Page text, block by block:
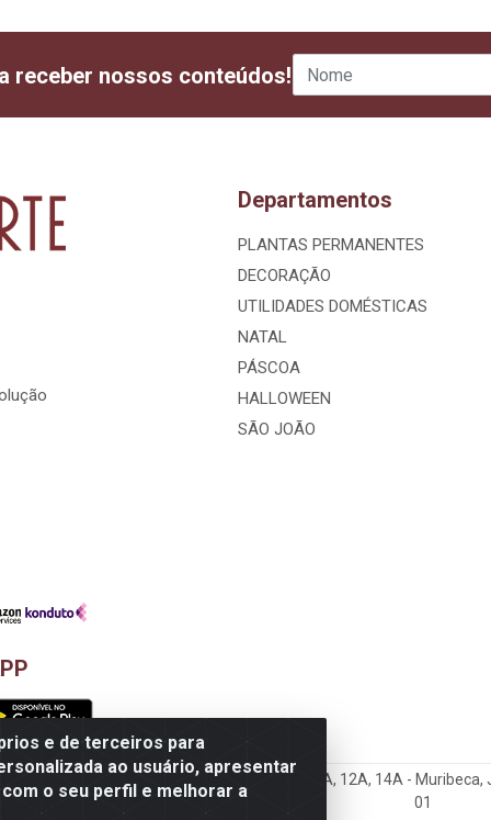
e de terceiros para
ao usuário, apresentar
o seu perfil e melhorar a
receber nossos conteúdos!
Departamentos
PLANTAS PERMANENTES
DECORAÇÃO
UTILIDADES DOMÉSTICAS
NATAL
PÁSCOA
HALLOWEEN
SÃO JOÃO
LTDA - Rua Riachão, 807 – 3A, 4A, 5A, 12A, 14A -
01